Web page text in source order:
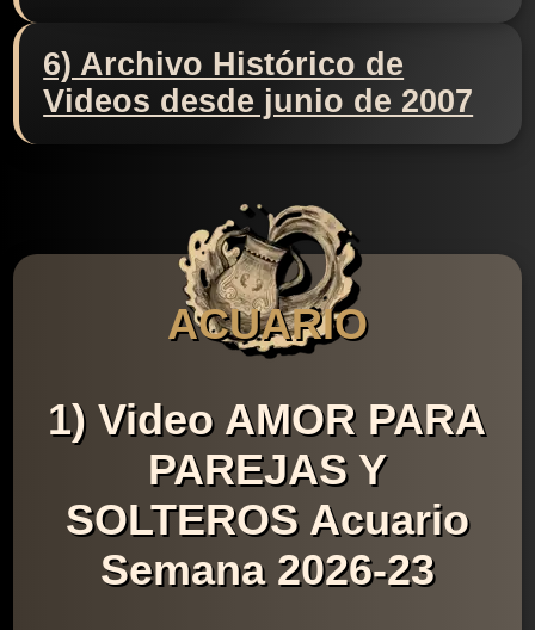
6) Archivo Histórico de
Videos desde junio de 2007
ACUARIO
1) Video AMOR PARA
PAREJAS Y
SOLTEROS Acuario
Semana 2026-23